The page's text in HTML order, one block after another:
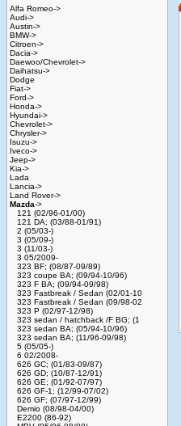
Alfa Romeo->
Audi->
Austin->
BMW->
Citroen->
Dacia->
Daewoo/Chevrolet->
Daihatsu->
Dodge
Fiat->
Ford->
Honda->
Hyundai->
Chevrolet->
Chrysler->
Isuzu->
Iveco->
Jeep->
Kia->
Lada
Lancia->
Land Rover->
Mazda->
121 (02/96-01/00)
121 DA; (03/88-01/91)
2 (05/03-)
3 (05/09-)
3 (11/03-)
3 05/2009-
323 BF; (08/87-09/89)
323 coupe BA; (09/94-10/96)
323 F BA; (09/94-09/98)
323 Fastbreak / Sedan (02/01-10
323 Fastbreak / Sedan (09/98-02
323 P (02/97-12/98)
323 sedan / hatchback /F BG; (1
323 sedan BA; (05/94-10/96)
323 sedan BA; (11/96-09/98)
5 (05/05-)
6 02/2008-
626 GC; (01/83-09/87)
626 GD; (10/87-12/91)
626 GE; (01/92-07/97)
626 GF-1; (12/99-07/02)
626 GF; (07/97-12/99)
Demio (08/98-04/00)
E2200 (86-92)